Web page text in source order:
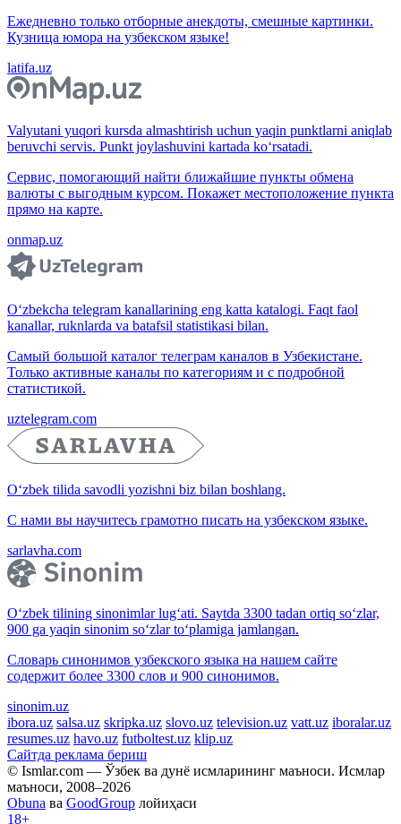
Ежедневно только отборные анекдоты, смешные картинки.
Кузница юмора на узбекском языке!
latifa.uz
Valyutani yuqori kursda almashtirish uchun yaqin punktlarni aniqlab
beruvchi servis. Punkt joylashuvini kartada ko‘rsatadi.
Сервис, помогающий найти ближайшие пункты обмена
валюты с выгодным курсом. Покажет местоположение пункта
прямо на карте.
onmap.uz
O‘zbekcha telegram kanallarining eng katta katalogi. Faqt faol
kanallar, ruknlarda va batafsil statistikasi bilan.
Самый большой каталог телеграм каналов в Узбекистане.
Только активные каналы по категориям и с подробной
статистикой.
uztelegram.com
O‘zbek tilida savodli yozishni biz bilan boshlang.
С нами вы научитесь грамотно писать на узбекском языке.
sarlavha.com
O‘zbek tilining sinonimlar lug‘ati. Saytda 3300 tadan ortiq so‘zlar,
900 ga yaqin sinonim so‘zlar to‘plamiga jamlangan.
Словарь синонимов узбекского языка на нашем сайте
содержит более 3300 слов и 900 синонимов.
sinonim.uz
ibora.uz salsa.uz skripka.uz slovo.uz television.uz vatt.uz iboralar.uz
resumes.uz havo.uz futboltest.uz klip.uz
Сайтда реклама бериш
© Ismlar.com — Ўзбек ва дунё исмларининг маъноси. Исмлар
маъноси, 2008–2026
Obuna ва GoodGroup лойиҳаси
18+